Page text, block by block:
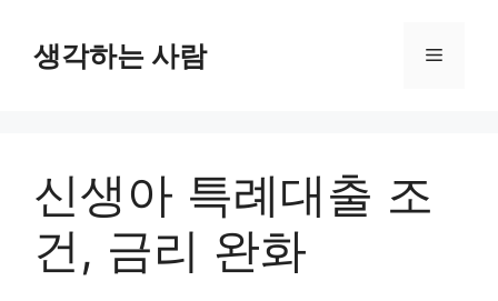
content생각하는 사람 Menu
신생아 특례대출 조
건, 금리 완화